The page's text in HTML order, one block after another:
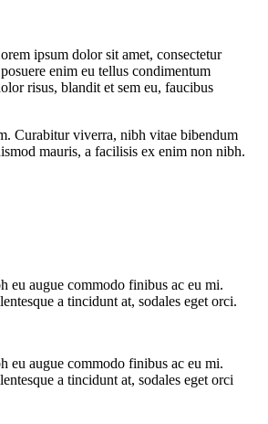
ipsum dolor sit amet, consectetur
enim eu tellus condimentum
risus, blandit et sem eu, faucibus
Curabitur viverra, nibh vitae bibendum
mauris, a facilisis ex enim non nibh.
eu augue commodo finibus ac eu mi.
a tincidunt at, sodales eget orci.
eu augue commodo finibus ac eu mi.
a tincidunt at, sodales eget orci